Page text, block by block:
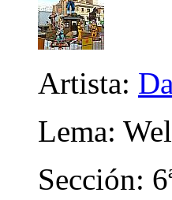
Artista:
Lema:
Sección: